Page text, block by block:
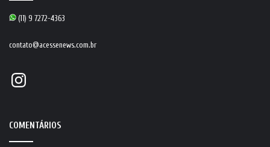
(11) 9 7272-4363
contato@acessenews.com.br
Instagram
COMENTÁRIOS